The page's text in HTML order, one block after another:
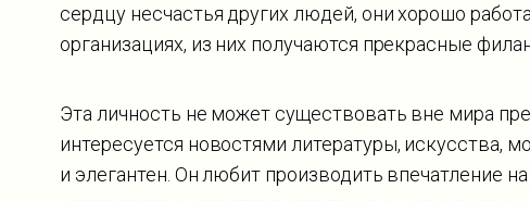
сердцу несчастья других людей, они хорошо
организациях, из них получаются прекрасные
Эта личность не может существовать вне мира
интересуется новостями литературы, искусства,
и элегантен. Он любит производить впечатление